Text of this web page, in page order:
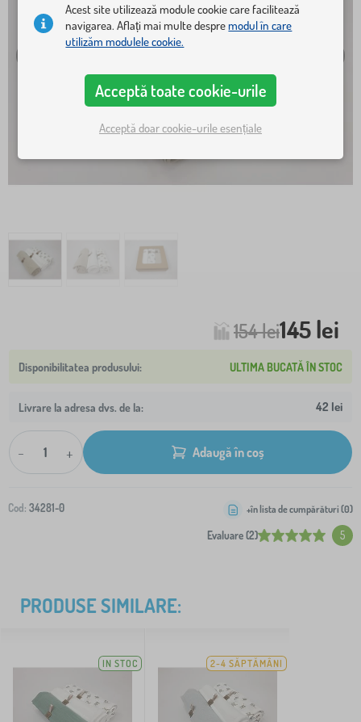
154 lei145 lei
ULTIMA BUCATĂ ÎN STOC
Livrare la adresa dvs. de la: 42 lei
- + Adaugă în coș
Cod: 34281-0
Evaluare (2) 5
+în lista de cumpărături (0)
PRODUSE SIMILARE:
IN STOC 2-4 SĂPTĂMÂNI
Acest site utilizează module cookie care facilitează
navigarea. Aflați mai multe despremodul în care
utilizăm modulele cookie.
Acceptă toate cookie-urile
Acceptă doar cookie-urile esențiale